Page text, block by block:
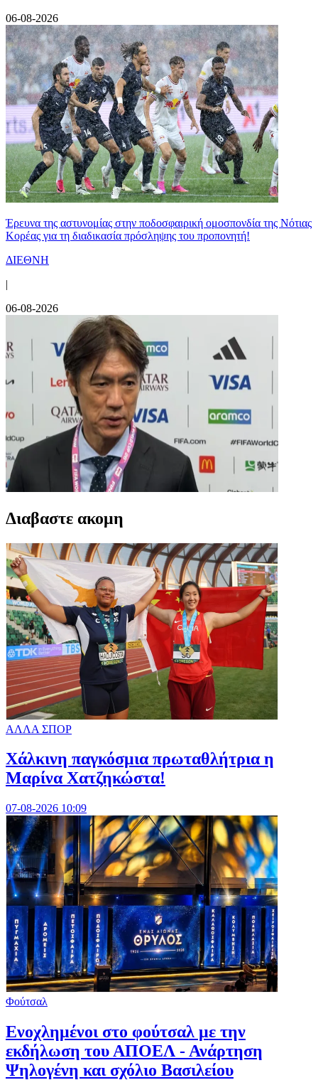
06-08-2026
Έρευνα της αστυνομίας στην ποδοσφαιρική ομοσπονδία της Νότιας
Κορέας για τη διαδικασία πρόσληψης του προπονητή!
ΔΙΕΘΝΗ
|
06-08-2026
Διαβαστε ακομη
ΑΛΛΑ ΣΠΟΡ
Χάλκινη παγκόσμια πρωταθλήτρια η
Μαρίνα Χατζηκώστα!
07-08-2026 10:09
Φούτσαλ
Ενοχλημένοι στο φούτσαλ με την
εκδήλωση του ΑΠΟΕΛ - Ανάρτηση
Ψηλογένη και σχόλιο Βασιλείου